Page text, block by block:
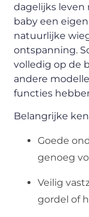
dagelijks
baby een
natuurlijke
ontspanning.
volledig op de
andere
functies
Belangrijke
Goede
genoeg
Veilig
gordel of